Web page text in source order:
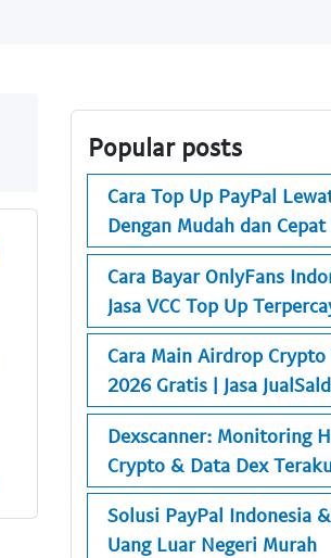
Popular posts
Cara Top Up PayPal
Dengan Mudah dan Cepat
Cara Bayar OnlyFans
Jasa VCC Top Up
Cara Main Airdrop
2026 Gratis | Jasa
Dexscanner: Monitoring
Crypto & Data Dex
Solusi PayPal Indonesia
Uang Luar Negeri Murah